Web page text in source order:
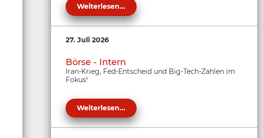
Weiterlesen...
27. Juli 2026
Börse - Intern
Iran-Krieg, Fed-Entscheid und Big-Tech-Zahlen im
Fokus!
Weiterlesen...